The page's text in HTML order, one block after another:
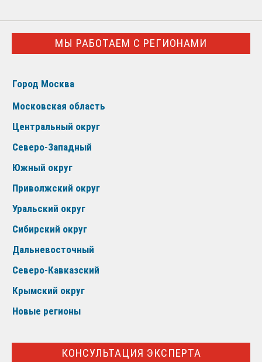
МЫ РАБОТАЕМ С РЕГИОНАМИ
Город Москва
Московская область
Центральный округ
Северо-Западный
Южный округ
Приволжский округ
Уральский округ
Сибирский округ
Дальневосточный
Северо-Кавказский
Крымский округ
Новые регионы
КОНСУЛЬТАЦИЯ ЭКСПЕРТА